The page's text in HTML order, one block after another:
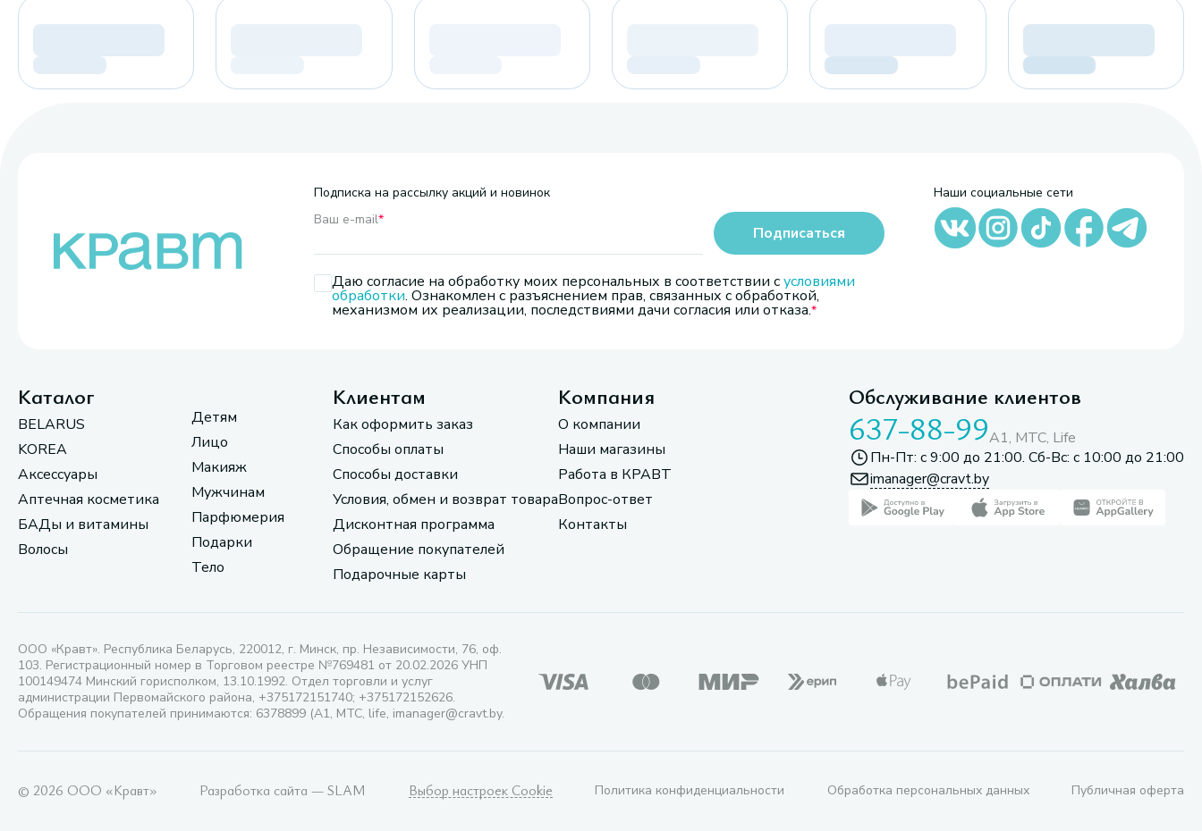
Подписка на рассылку акций и новинок
Ваш e-mail*
Даю согласие на обработку моих персональных в соответствии сусловиями
обработки. Ознакомлен с разъяснением прав, связанных с обработкой,
механизмом их реализации, последствиями дачи согласия или отказа.
Подписаться
Наши социальные сети
Каталог
BELARUS
KOREA
Аксессуары
Аптечная косметика
БАДы и витамины
Волосы
Детям
Лицо
Макияж
Мужчинам
Парфюмерия
Подарки
Тело
Клиентам
Как оформить заказ
Способы оплаты
Способы доставки
Условия, обмен и возврат товара
Дисконтная программа
Обращение покупателей
Подарочные карты
Компания
О компании
Наши магазины
Работа в КРАВТ
Вопрос-ответ
Контакты
Обслуживание клиентов
637-88-99A1, МТС, Life
Пн-Пт: с 9:00 до 21:00. Сб-Вс: с 10:00 до 21:00
imanager@cravt.by
ООО «Кравт». Республика Беларусь, 220012, г. Минск, пр. Независимости, 76, оф.
103. Регистрационный номер в Торговом реестре №769481 от 20.02.2026 УНП
100149474 Минский горисполком, 13.10.1992. Отдел торговли и услуг
администрации Первомайского района, +375172151740; +375172152626.
Обращения покупателей принимаются: 6378899 (А1, МТС, life, imanager@cravt.by.
© 2026 ООО «Кравт» Разработка сайта — SLAM Выбор настроек Cookie Политика конфиденциальности Обработка персональных данных Публичная оферта